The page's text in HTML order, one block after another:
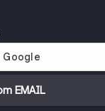
EMAIL